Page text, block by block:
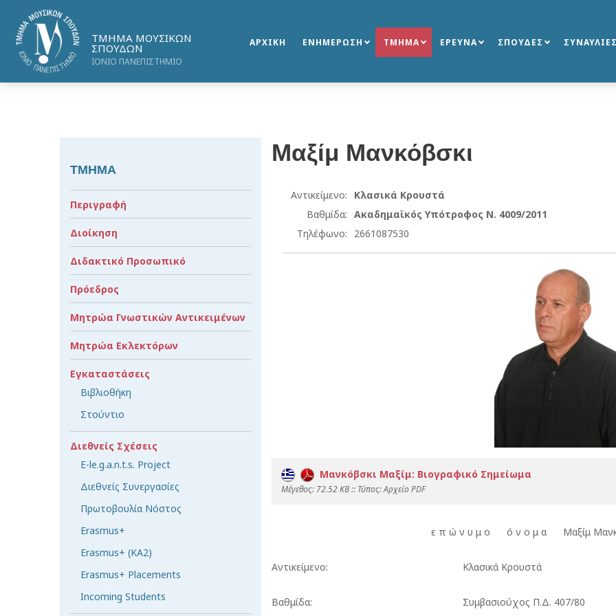
ΤΜΗΜΑ ΜΟΥΣΙΚΩΝ
ΣΠΟΥΔΩΝ
ΙΟΝΙΟ ΠΑΝΕΠΙΣΤΗΜΙΟ
ΑΡΧΙΚΗ ΕΝΗΜΕΡΩΣΗ ΤΜΗΜΑ ΕΡΕΥΝΑ ΣΠΟΥΔΕΣ
Μαξίμ Μανκόβσκι
Αντικείμενο:
Κλασικά Κρουστά
Βαθμίδα: Ακαδημαϊκός Υπότροφος Ν. 4009/2011
Τηλέφωνο:
2661087530
Μανκόβσκι Μαξίμ: Βιογραφικό Σημείωμα
Mέγεθος: 72.52 KB :: Τύπος: Αρχείο PDF
ε π ώ ν υ μ ο ό ν ο μ α Μαξίμ
Αντικείμενο: Κλασικά Κρουστά
Βαθμίδα: Συμβασιούχος Π.Δ. 407/80
ΤΜΗΜΑ
Περιγραφή
Διοίκηση
Διδακτικό Προσωπικό
Πρόεδρος
Μητρώα Γνωστικών Αντικειμένων
Μητρώα Εκλεκτόρων
Εγκαταστάσεις
Βιβλιοθήκη
Στούντιο
Διεθνείς Σχέσεις
E-le.g.a.n.t.s. Project
Διεθνείς Συνεργασίες
Πρωτοβουλία Νόστος
Erasmus+
Erasmus+ (KA2)
Erasmus+ Placements
Incoming Students